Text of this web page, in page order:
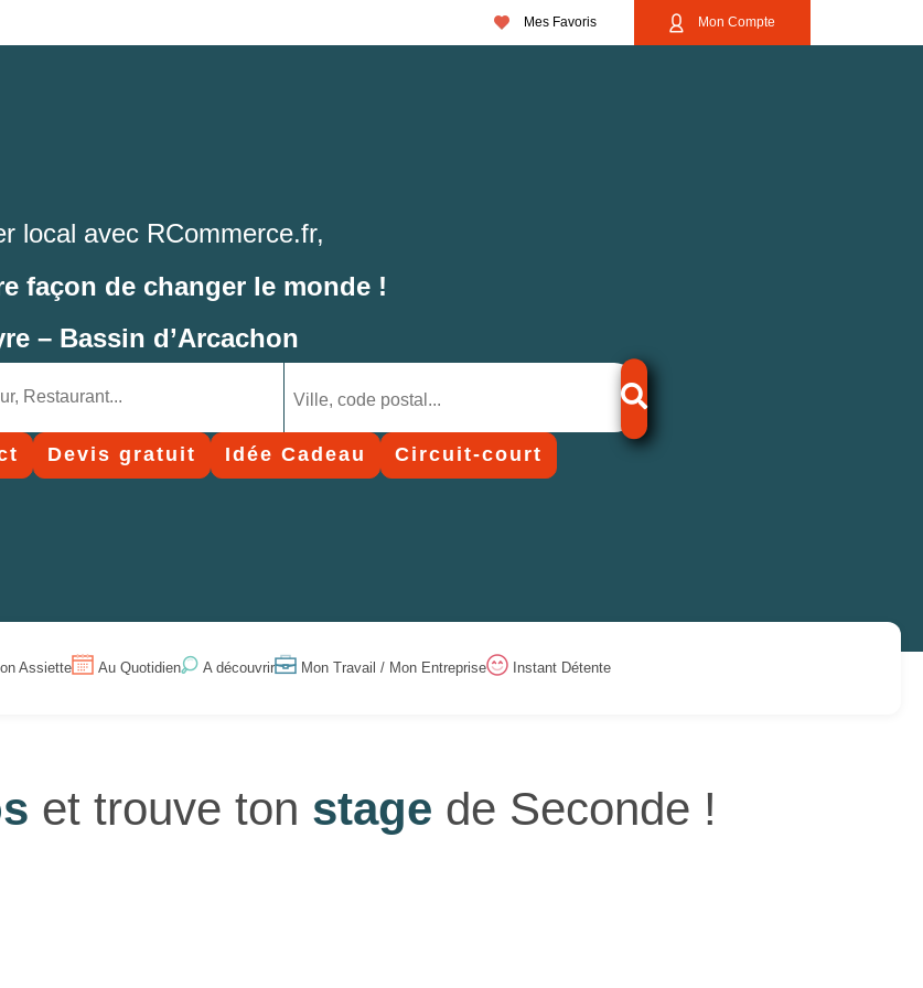
Mes Favoris Mon Compte
local avec RCommerce.fr,
façon de changer le monde !
– Bassin d’Arcachon
Devis gratuit Idée Cadeau Circuit-court
Assiette Au Quotidien A découvrir Mon Travail / Mon Entreprise Instant Détente
et trouve ton stage de Seconde !